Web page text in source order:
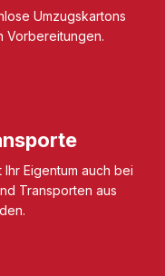
Umzugskartons
Vorbereitungen.
Eigentum auch bei
Transporten aus